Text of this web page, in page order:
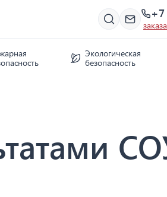
Экологическая
безопасность